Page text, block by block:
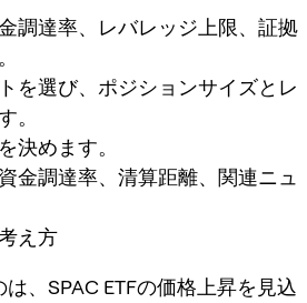
調達率、レバレッジ上限、証拠
を選び、ポジションサイズとレ
。
決めます。
金調達率、清算距離、関連ニュ
え方
、SPAC ETFの価格上昇を見込